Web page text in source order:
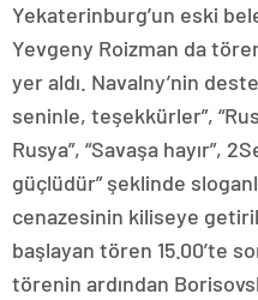
Yekaterinburg’un eski
Yevgeny Roizman da
yer aldı. Navalny’nin
seninle, teşekkürler”,
Rusya”, “Savaşa hayır”,
güçlüdür” şeklinde
cenazesinin kiliseye
başlayan tören 15.00’te
törenin ardından